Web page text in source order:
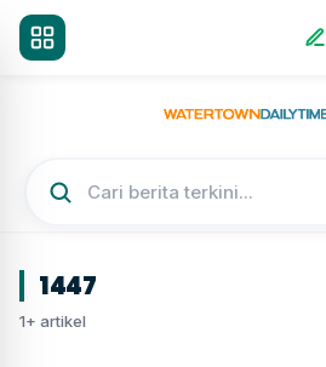
1447
1+ artikel